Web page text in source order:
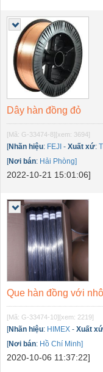
Dây hàn đồng đỏ
[Mã: G-33474-8] [xem: 3694]
[Nhãn hiệu: FEJI - Xuất xứ:
[Nơi bán: Hải Phòng]
2022-10-21 15:01:06]
Que hàn đồng với
[Mã: G-33474-10] [xem: 2219]
[Nhãn hiệu: HIMEX - Xuất xứ
[Nơi bán: Hồ Chí Minh]
2020-10-06 11:37:22]